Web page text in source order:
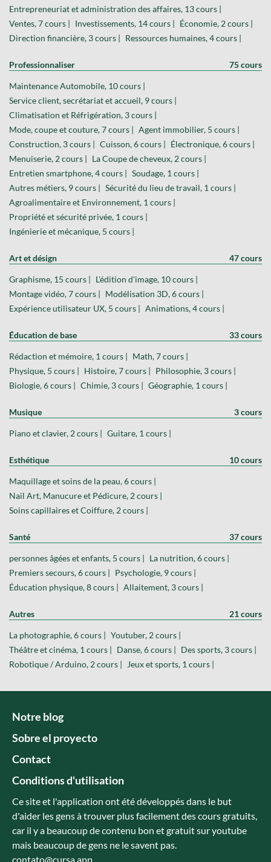
Entrepreneuriat et administration des affaires, 13 cours |
Ventes, 7 cours | Investissements, 14 cours | Économie, 2 cours |
Direction financière, 3 cours | Ressources humaines, 4 cours |
Professionnaliser 75 cours
Maintenance Automobile, 10 cours |
Service client, secrétariat et accueil, 9 cours |
Climatisation et Réfrigération, 3 cours |
Mode, coupe et couture, 7 cours | Agent immobilier, 5 cours |
Construction, 3 cours | Cuisson, 6 cours | Électronique, 6 cours |
Menuiserie, 2 cours | La Coupe de cheveux, 2 cours |
Entretien smartphone, 4 cours | Soudage, 1 cours |
Autres métiers, 9 cours | Sécurité du lieu de travail, 1 cours |
Agroalimentaire et Environnement, 1 cours |
Propriété et sécurité privée, 1 cours |
Ingénierie et mécanique, 5 cours |
Art et désign 47 cours
Graphisme, 15 cours | L'édition d'image, 10 cours |
Montage vidéo, 7 cours | Modélisation 3D, 6 cours |
Expérience utilisateur UX, 5 cours | Animations, 4 cours |
Éducation de base 33 cours
Rédaction et mémoire, 1 cours | Math, 7 cours |
Physique, 5 cours | Histoire, 7 cours | Philosophie, 3 cours |
Biologie, 6 cours | Chimie, 3 cours | Géographie, 1 cours |
Musique 3 cours
Piano et clavier, 2 cours | Guitare, 1 cours |
Esthétique 10 cours
Maquillage et soins de la peau, 6 cours |
Nail Art, Manucure et Pédicure, 2 cours |
Soins capillaires et Coiffure, 2 cours |
Santé 37 cours
personnes âgées et enfants, 5 cours | La nutrition, 6 cours |
Premiers secours, 6 cours | Psychologie, 9 cours |
Éducation physique, 8 cours | Allaitement, 3 cours |
Autres 21 cours
La photographie, 6 cours | Youtuber, 2 cours |
Théâtre et cinéma, 1 cours | Danse, 6 cours | Des sports, 3 cours |
Robotique / Arduino, 2 cours |
Jeux et sports, 1 cours |
Notre blog
Sobre el proyecto
Contact
Conditions d'utilisation
Ce site et l'application ont été développés dans le but
d'aider les gens à trouver plus facilement des cours gratuits,
car il y a beaucoup de contenu bon et gratuit sur youtube
mais beaucoup de gens ne le savent pas.
contato@cursa.app